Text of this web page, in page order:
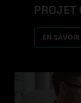
PROJET
EN SAVOIR